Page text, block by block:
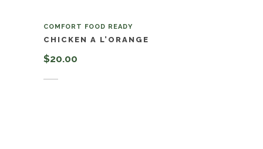
COMFORT FOOD READY
CHICKEN A L’ORANGE
$20.00